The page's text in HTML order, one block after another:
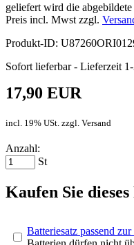
geliefert wird die
Preis incl. Mwst zzgl.
Produkt-ID:
Sofort lieferbar - Lieferzeit
17,90 EUR
incl. 19% USt. zzgl. Versand
Anzahl:
St
Kaufen Sie
Batteriesatz passend